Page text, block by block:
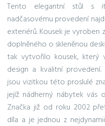
Tento elegantní stůl s
nadčasovému provedení
exteriérů. Kousek je
doplněného o skleněnou
tak vytvořilo kousek, který
design a kvalitní
jsou vizitkou této proslulé
jejíž nádherný nábytek vás
Značka již od roku 2002
díla a je jednou z